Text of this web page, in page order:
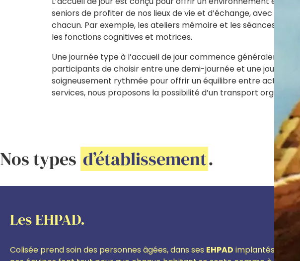
seniors de profiter de nos lieux de vie et d’échange, avec une
chacun. Par exemple, les ateliers mémoire et les séances de
les fonctions cognitives et motrices.
Une journée type à l’accueil de jour commence généralement
participants de choisir entre une demi-journée et une journée
soigneusement rythmée pour offrir un équilibre entre activités
services, nous proposons la possibilité d’un transport organisé.
Nos types d’établissement.
Les EHPAD.
Colisée prend soin des personnes âgées, dans ses EHPAD implantés